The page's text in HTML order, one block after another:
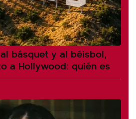
básquet y al béisbol,
a Hollywood: quién es